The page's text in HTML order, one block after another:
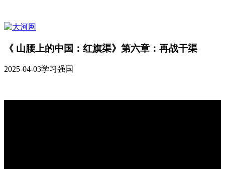
《 山腰上的中国：红旗渠》第六章：再战干渠
2025-04-03学习强国